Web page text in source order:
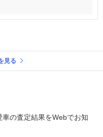
見る
車の査定結果をWebでお知